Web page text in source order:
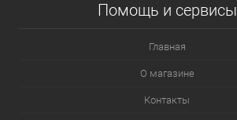
Помощь и сервисы
Главная
О магазине
Контакты